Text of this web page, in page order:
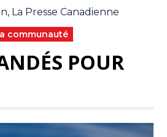
La Presse Canadienne
communauté
POUR